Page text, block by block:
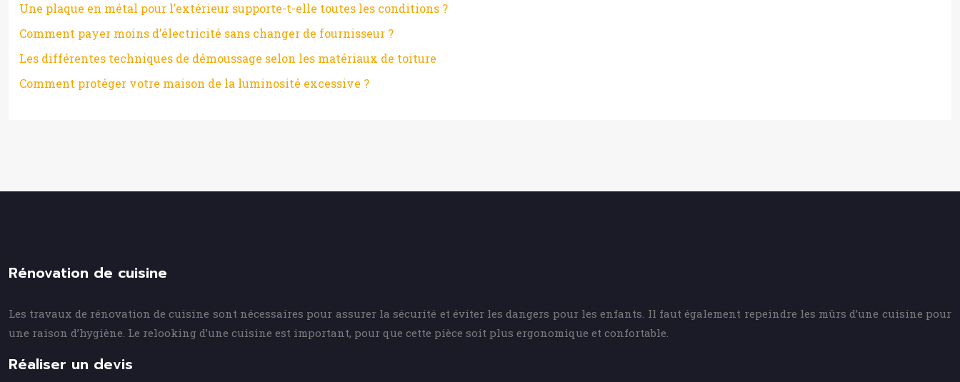
Une plaque en métal pour l’extérieur supporte-t-elle toutes les conditions ?
Comment payer moins d’électricité sans changer de fournisseur ?
Les différentes techniques de démoussage selon les matériaux de toiture
Comment protéger votre maison de la luminosité excessive ?
Rénovation de cuisine
Les travaux de rénovation de cuisine sont nécessaires pour assurer la sécurité et éviter les dangers pour les enfants. Il faut également repeindre les mûrs d’une cuisine pour
une raison d’hygiène. Le relooking d’une cuisine est important, pour que cette pièce soit plus ergonomique et confortable.
Réaliser un devis